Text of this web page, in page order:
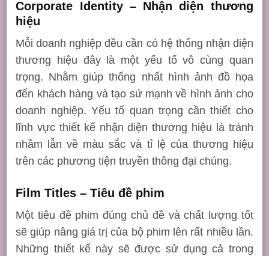
Corporate Identity – Nhận diện thương
hiệu
Mỗi doanh nghiệp đều cần có hệ thống nhận diện
thương hiệu đây là một yếu tố vô cùng quan
trọng. Nhằm giúp thống nhất hình ảnh đồ họa
đến khách hàng và tạo sứ mạnh về hình ảnh cho
doanh nghiệp. Yếu tố quan trọng cần thiết cho
lĩnh vực thiết kế nhận diện thương hiệu là tránh
nhầm lẫn về màu sắc và tỉ lệ của thương hiệu
trên các phương tiện truyền thông đại chúng.
Film Titles – Tiêu đề phim
Một tiêu đề phim đúng chủ đề và chất lượng tốt
sẽ giúp nâng giá trị của bộ phim lên rất nhiều lần.
Những thiết kế này sẽ được sử dụng cả trong